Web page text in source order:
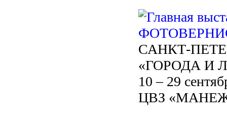
САНКТ-
«ГОРОДА И
10 – 29
ЦВЗ «МАНЕЖ»